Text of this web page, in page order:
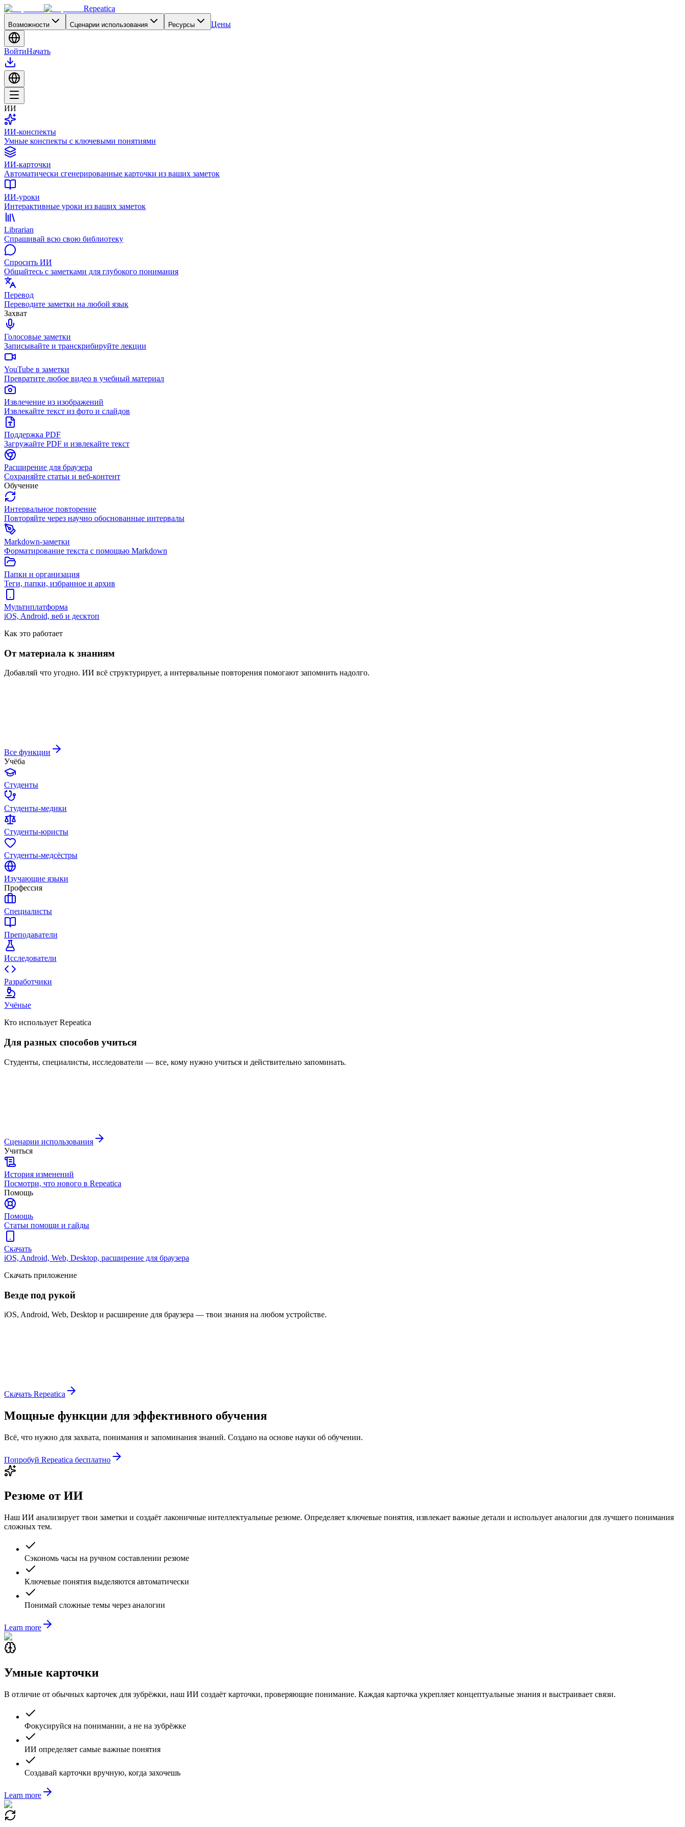
Repeatica
Возможности Сценарии использования Ресурсы Цены
ВойтиНачать
ИИ
ИИ-конспекты
Умные конспекты с ключевыми понятиями
ИИ-карточки
Автоматически сгенерированные карточки из ваших заметок
ИИ-уроки
Интерактивные уроки из ваших заметок
Librarian
Спрашивай всю свою библиотеку
Спросить ИИ
Общайтесь с заметками для глубокого понимания
Перевод
Переводите заметки на любой язык
Захват
Голосовые заметки
Записывайте и транскрибируйте лекции
YouTube в заметки
Превратите любое видео в учебный материал
Извлечение из изображений
Извлекайте текст из фото и слайдов
Поддержка PDF
Загружайте PDF и извлекайте текст
Расширение для браузера
Сохраняйте статьи и веб-контент
Обучение
Интервальное повторение
Повторяйте через научно обоснованные интервалы
Markdown-заметки
Форматирование текста с помощью Markdown
Папки и организация
Теги, папки, избранное и архив
Мультиплатформа
iOS, Android, веб и десктоп
Как это работает
От материала к знаниям
Добавляй что угодно. ИИ всё структурирует, а интервальные повторения помогают запомнить надолго.
Все функции
Учёба
Студенты
Студенты-медики
Студенты-юристы
Студенты-медсёстры
Изучающие языки
Профессия
Специалисты
Преподаватели
Исследователи
Разработчики
Учёные
Кто использует Repeatica
Для разных способов учиться
Студенты, специалисты, исследователи — все, кому нужно учиться и действительно запоминать.
Сценарии использования
Учиться
История изменений
Посмотри, что нового в Repeatica
Помощь
Помощь
Статьи помощи и гайды
Скачать
iOS, Android, Web, Desktop, расширение для браузера
Скачать приложение
Везде под рукой
iOS, Android, Web, Desktop и расширение для браузера — твои знания на любом устройстве.
Скачать Repeatica
Мощные функции для эффективного обучения
Всё, что нужно для захвата, понимания и запоминания знаний. Создано на основе науки об обучении.
Попробуй Repeatica бесплатно
Резюме от ИИ
Наш ИИ анализирует твои заметки и создаёт лаконичные интеллектуальные резюме. Определяет ключевые понятия, извлекает важные детали и использует аналогии для лучшего понимания
сложных тем.
Сэкономь часы на ручном составлении резюме
Ключевые понятия выделяются автоматически
Понимай сложные темы через аналогии
Learn more
Умные карточки
В отличие от обычных карточек для зубрёжки, наш ИИ создаёт карточки, проверяющие понимание. Каждая карточка укрепляет концептуальные знания и выстраивает связи.
Фокусируйся на понимании, а не на зубрёжке
ИИ определяет самые важные понятия
Создавай карточки вручную, когда захочешь
Learn more